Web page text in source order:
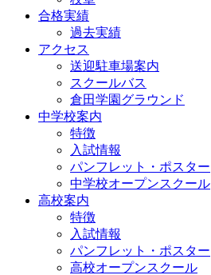
合格実績
過去実績
アクセス
送迎駐車場案内
スクールバス
倉田学園グラウンド
中学校案内
特徴
入試情報
パンフレット・ポスター
中学校オープンスクール
高校案内
特徴
入試情報
パンフレット・ポスター
高校オープンスクール